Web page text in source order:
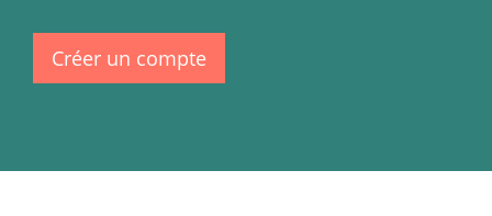
Créer un compte